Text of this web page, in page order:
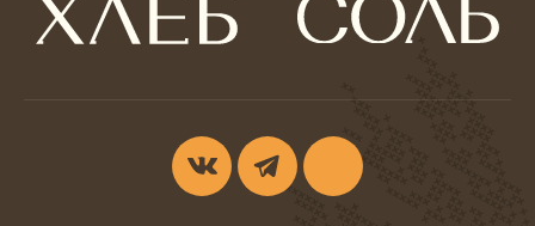
КОНТАКТЫ
khleb-sol.tmn@yandex.ru
Ежедневно с 9:00-20:00
Корпоративные обеды
УСЛУГИ
Корпоративы и банкеты
Детские дни рождения